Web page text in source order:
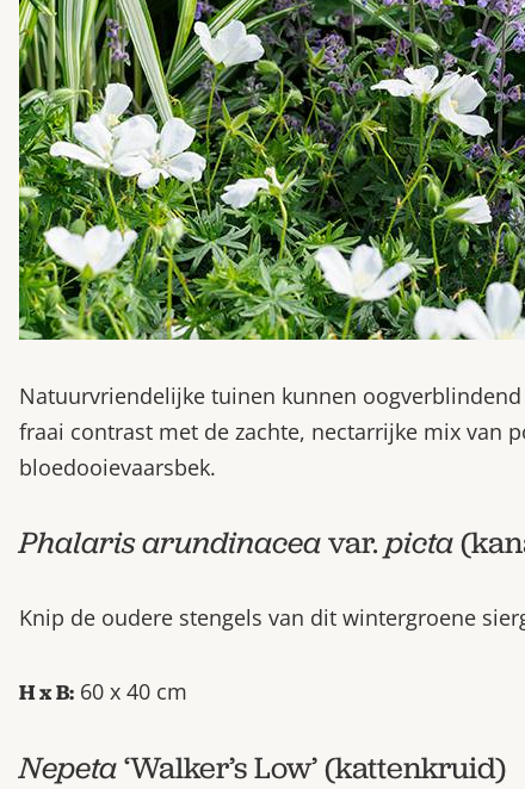
Natuurvriendelijke tuinen kunnen
fraai contrast met de zachte, nectarrijke mix van
bloedooievaarsbek.
Phalaris arundinaceavar. picta
Knip de oudere stengels van dit wintergroene
H x B: 60 x 40 cm
Nepeta‘Walker’s Low’ (kattenkruid)